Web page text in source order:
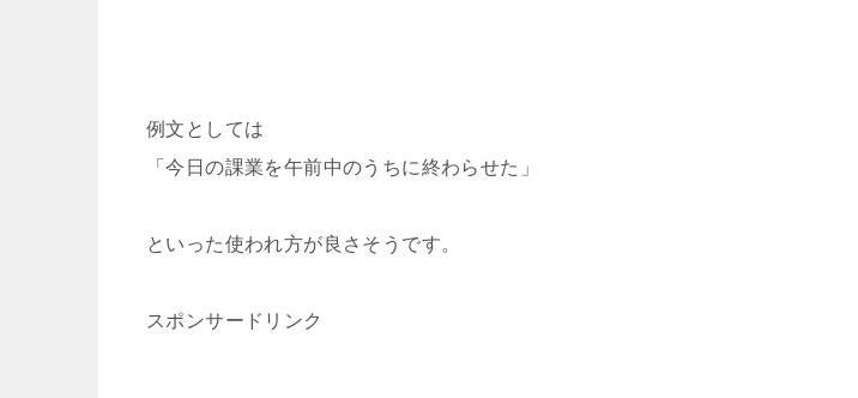
例文としては
「今日の課業を午前中のうちに終わらせた」
といった使われ方が良さそうです。
スポンサードリンク